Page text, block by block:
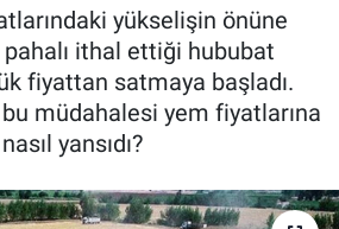
yükselişin önüne
ithal ettiği hububat
fiyattan satmaya başladı.
müdahalesi yem fiyatlarına
nasıl yansıdı?